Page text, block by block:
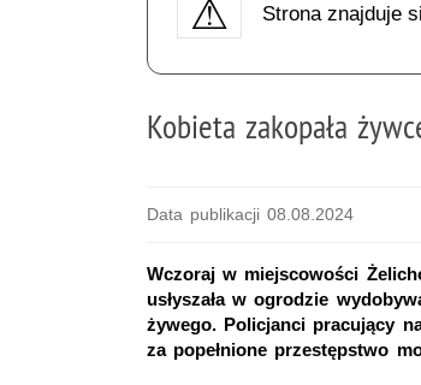
Strona znajduje
Kobieta zakopała
Data publikacji 08.08.2024
Wczoraj w miejscowości
usłyszała w ogrodzie
żywego. Policjanci pracujący
za popełnione przestępstwo